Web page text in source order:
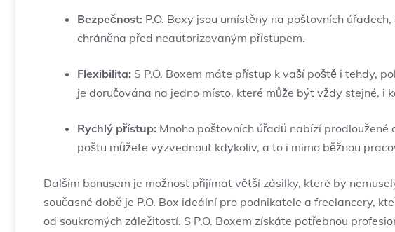
Bezpečnost: P.O. Boxy jsou umístěny na poštovních
chráněna před neautorizovaným přístupem.
Flexibilita: S P.O. Boxem máte přístup k vaší poště i tehdy,
je doručována na jedno místo, které může být vždy stejné, i
Rychlý přístup: Mnoho poštovních úřadů nabízí prodloužené
poštu můžete vyzvednout kdykoliv, a to i mimo běžnou
Dalším bonusem je možnost přijímat větší zásilky, které by
současné době je P.O. Box ideální pro podnikatele a freelancery,
od soukromých záležitostí. S P.O. Boxem získáte potřebnou